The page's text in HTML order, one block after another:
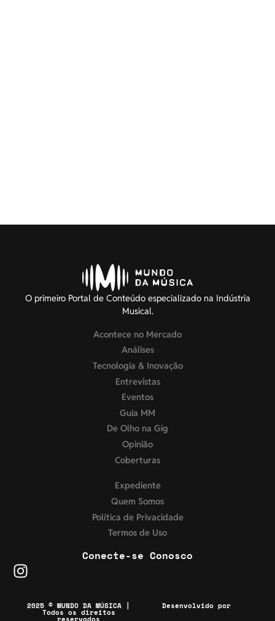
O primeiro Portal de Conteúdo especializado na Indústria
Musical.
Acontece no Mercado
Análises
Tecnologia & Inovação
Entrevistas
Eventos
Guia MM
De Olho na Gig
Opinião
Coberturas
Expediente
Quem Somos
Política de Privacidade
Termos de Uso
Conecte-se Conosco
2025 © MUNDO DA MÚSICA |
Todos os direitos
reservados
Desenvolvido por